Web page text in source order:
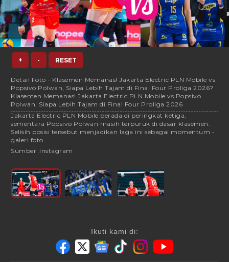
+ - RESET
Detail Foto - Klasemen Memanas! Jakarta Electric PLN Mobile vs
Popsivo Polwan, Siapa Lebih Tajam di Final Four Proliga 2026?
Klasemen Memanas! Jakarta Electric PLN Mobile vs Popsivo
Polwan, Siapa Lebih Tajam di Final Four Proliga 2026
Jakarta Electric PLN Mobile berada di peringkat ketiga,
sementara Popsivo Polwan masih terpuruk di dasar klasemen.
Selisih posisi tersebut menjadikan laga ini sebagai momentum -
galeri foto
Sumber :instagram
Ikuti kami di: